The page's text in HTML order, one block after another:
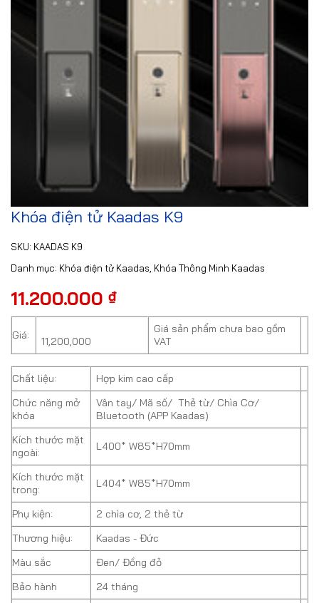
Khóa điện tử Kaadas K9
SKU: KAADAS K9
Danh mục: Khóa điện tử Kaadas Khóa Thông Minh Kaadas
11.200.000 ₫
Giá: 11,200,000
Giá sản phẩm chưa bao gồm
VAT
Chất liệu:
Hợp kim cao cấp
Chức năng mở
khóa
Vân tay/ Mã số/ Thẻ từ/ Chìa Cơ/
Bluetooth (APP Kaadas)
Kích thước mặt
ngoài:
L400* W85*H70mm
Kích thước mặt
trong:
L404* W85*H70mm
Phụ kiện:
2 chìa cơ, 2 thẻ từ
Thương hiệu:
Kaadas - Đức
Màu sắc
Đen/ Đồng đỏ
Bảo hành
24 tháng